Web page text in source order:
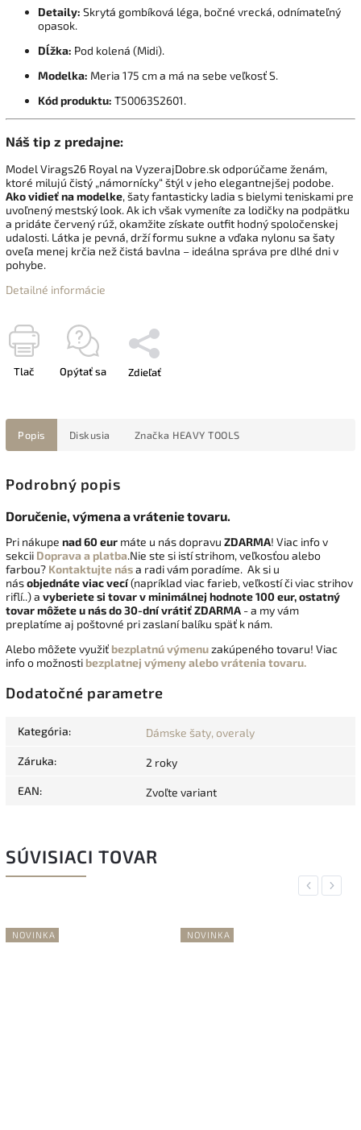
Detaily: Skrytá gombíková léga, bočné vrecká, odnímateľný
opasok.
Dĺžka: Pod kolená (Midi).
Modelka: Meria 175 cm a má na sebe veľkosť S.
Kód produktu: T50063S2601.
Náš tip z predajne:
Model Virags26 Royal na VyzerajDobre.sk odporúčame ženám,
ktoré milujú čistý „námornícky“ štýl v jeho elegantnejšej podobe.
Ako vidieť na modelke, šaty fantasticky ladia s bielymi teniskami pre
uvoľnený mestský look. Ak ich však vymeníte za lodičky na podpätku
a pridáte červený rúž, okamžite získate outfit hodný spoločenskej
udalosti. Látka je pevná, drží formu sukne a vďaka nylonu sa šaty
oveľa menej krčia než čistá bavlna – ideálna správa pre dlhé dni v
pohybe.
Detailné informácie
Tlač Opýtať sa Zdieľať
Popis Diskusia Značka HEAVY TOOLS
Podrobný popis
Doručenie, výmena a vrátenie tovaru.
Pri nákupe nad 60 eur máte u nás dopravu ZDARMA! Viac info v
sekcii Doprava a platba.Nie ste si istí strihom, veľkosťou alebo
farbou? Kontaktujte nása radi vám poradíme. Ak si u
násobjednáte viac vecí(napríklad viac farieb, veľkostí či viac strihov
riflí..) a vyberiete si tovar v minimálnej hodnote 100 eur, ostatný
tovar môžete u nás do 30-dní vrátiťZDARMA - a my vám
preplatíme aj poštovné pri zaslaní balíku späť k nám.
Alebo môžete využiť bezplatnú výmenuzakúpeného tovaru! Viac
info o možnosti bezplatnej výmeny alebo vrátenia tovaru.
Dodatočné parametre
Kategória: Dámske šaty, overaly
Záruka: 2 roky
EAN: Zvoľte variant
SÚVISIACI TOVAR
Previous
NOVINKA NOVINKA
Next